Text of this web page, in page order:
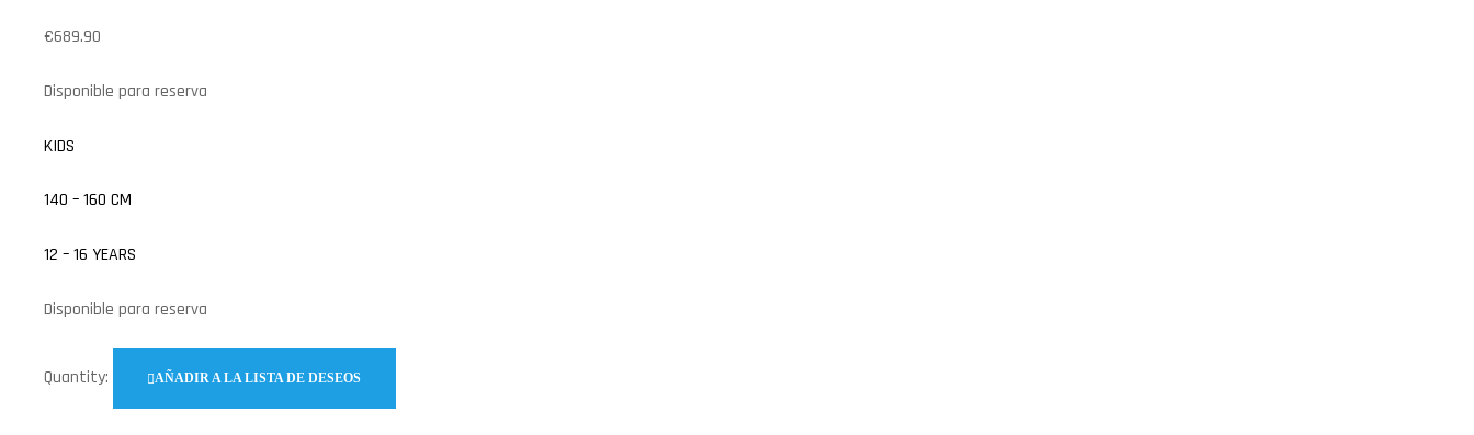
€689.90
Disponible para reserva
KIDS
140 – 160 CM
12 – 16 YEARS
Disponible para reserva
Quantity: AÑADIR A LA LISTA DE DESEOS